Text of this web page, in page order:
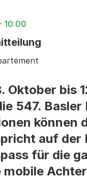
10:00
Oktober bis
547.
können
auf der
für die
mobile